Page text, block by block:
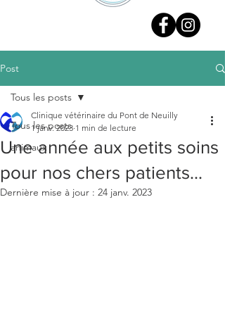
Post
Tous les posts
animaux
Tous les posts
Une année aux petits soins
pour nos chers patients...
Clinique vétérinaire du Pont de Neuilly
1 janv. 2023 1 min de lecture
Dernière mise à jour : 24 janv. 2023